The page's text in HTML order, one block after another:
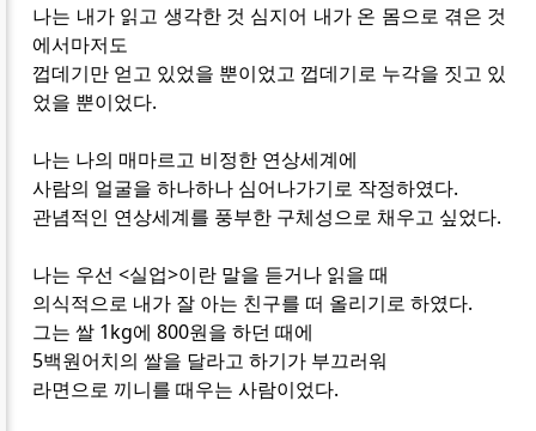
나는 내가 읽고 생각한 것 심지어 내가 온 몸으로 겪은 것
에서마저도
껍데기만 얻고 있었을 뿐이었고 껍데기로 누각을 짓고 있
었을 뿐이었다.
나는 나의 매마르고 비정한 연상세계에
사람의 얼굴을 하나하나 심어나가기로 작정하였다.
관념적인 연상세계를 풍부한 구체성으로 채우고 싶었다.
나는 우선 <실업>이란 말을 듣거나 읽을 때
의식적으로 내가 잘 아는 친구를 떠 올리기로 하였다.
그는 쌀 1kg에 800원을 하던 때에
5백원어치의 쌀을 달라고 하기가 부끄러워
라면으로 끼니를 때우는 사람이었다.